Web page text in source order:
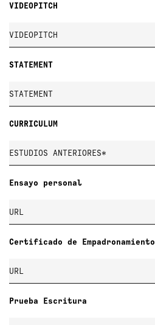
VIDEOPITCH
STATEMENT
CURRICULUM
Ensayo personal
Certificado de Empadronamiento
Prueba Escritura